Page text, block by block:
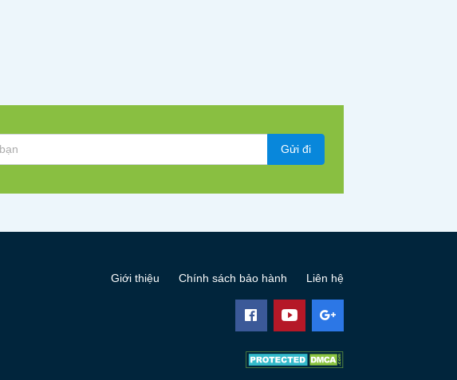
Gửi đi
Giới thiệu Chính sách bảo hành Liên hệ